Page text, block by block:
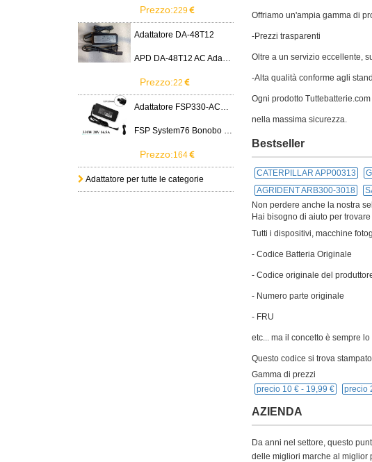
Offriamo un'ampia gamma di
-Prezzi trasparenti
Oltre a un servizio eccellente,
-Alta qualità conforme agli
Ogni prodotto
nella massima sicurezza.
Bestseller
CATERPILLAR APP00313
AGRIDENT ARB300-3018
Non perdere anche la nostra
Hai bisogno di aiuto per
Tutti i dispositivi, macchine
- Codice Batteria Originale
- Codice originale del
- Numero parte originale
- FRU
etc... ma il concetto è sempre
Questo codice si trova
Gamma di prezzi
precio 10 € - 19,99 € precio
AZIENDA
Da anni nel settore, questo
delle migliori marche al miglior
Prezzo:229
Adattatore DA-48T12
APD DA-48T12 AC Adapter 12V 4A Power Supply Cord
Prezzo:22
Adattatore FSP330-ACAU3
FSP System76 Bonobo WS (bonw16)/Ultra 9/RTX5090
Prezzo:164
Adattatore per tutte le categorie